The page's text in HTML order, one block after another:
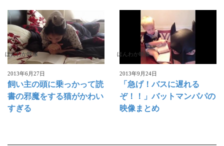
ほんわか映像
2013年6月27日
飼い主の頭に乗っかって読
書の邪魔をする猫がかわい
すぎる
ほんわか映像
2013年9月24日
「急げ！バスに遅れる
ぞ！！」バットマンパパの
映像まとめ